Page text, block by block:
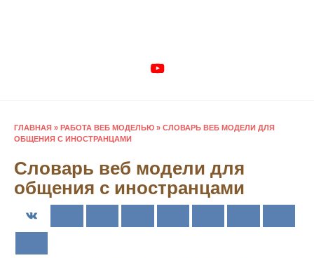
ГЛАВНАЯ » РАБОТА ВЕБ МОДЕЛЬЮ » СЛОВАРЬ ВЕБ МОДЕЛИ ДЛЯ
ОБЩЕНИЯ С ИНОСТРАНЦАМИ
Словарь веб модели для
общения с иностранцами